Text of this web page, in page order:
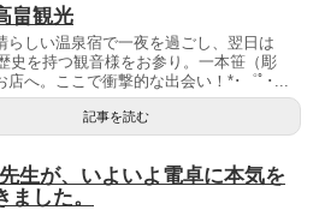
畠観光
らしい温泉宿で一夜を過ごし、翌日は
史を持つ観音様をお参り。一本笹（彫
店へ。ここで衝撃的な出会い！*･゜ﾟ･...
記事を読む
生が、いよいよ電卓に本気を
ました。